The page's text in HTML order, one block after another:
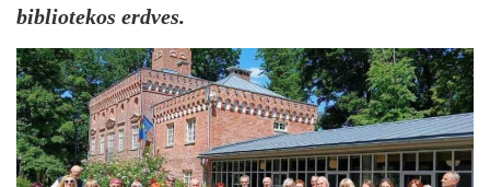
bibliotekos erdves.